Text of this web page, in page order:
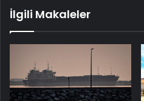
İlgili Makaleler